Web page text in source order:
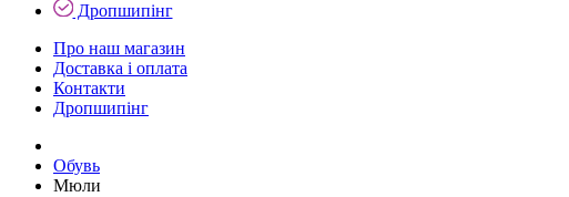
Дропшипінг
Про наш магазин
Доставка і оплата
Контакти
Дропшипінг
Обувь
Мюли